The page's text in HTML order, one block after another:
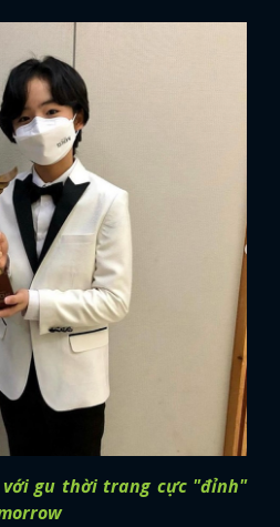
với gu thời trang cực "đỉnh"